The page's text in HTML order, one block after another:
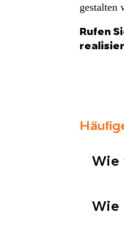
gestalten
Rufen
Wie